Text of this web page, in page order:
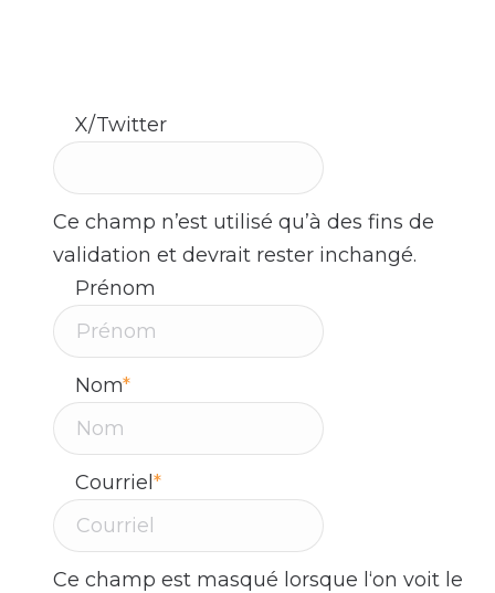
X/Twitter
Ce champ n’est utilisé qu’à des fins de
validation et devrait rester inchangé.
Prénom
Nom*
Courriel*
Ce champ est masqué lorsque l‘on voit le